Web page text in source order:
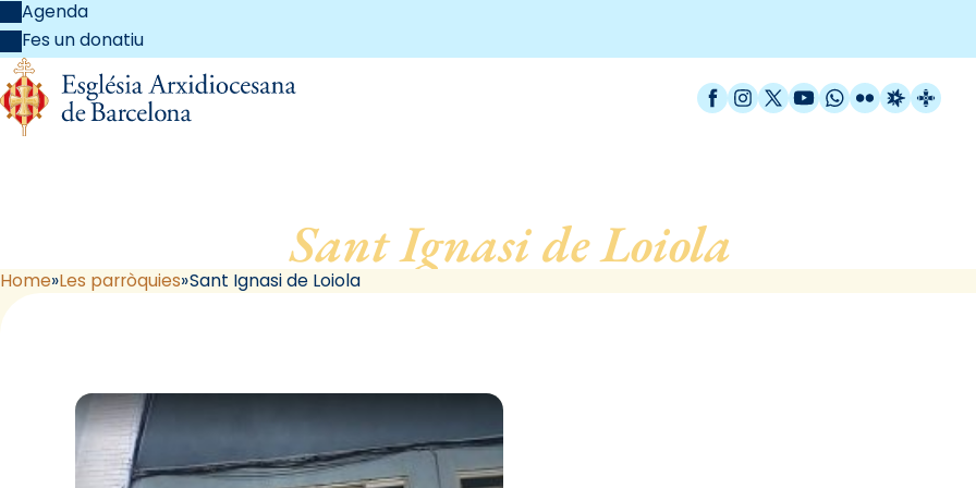
Agenda
Fes un donatiu
Facebook
Instagram
X / Twitter
YouTube
WhatsApp
FlickrRadio
Sant Ignasi de Loiola
Home Les parròquies Sant Ignasi de Loiola